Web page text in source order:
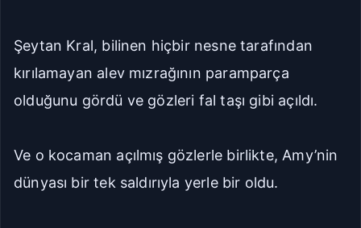
Şeytan Kral, bilinen hiçbir nesne tarafından
kırılamayan alev mızrağının paramparça
olduğunu gördü ve gözleri fal taşı gibi açıldı.
Ve o kocaman açılmış gözlerle birlikte, Amy’nin
dünyası bir tek saldırıyla yerle bir oldu.